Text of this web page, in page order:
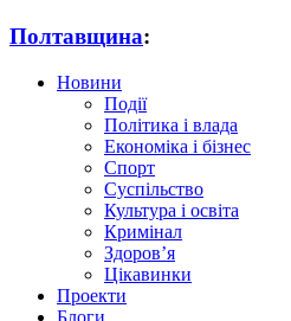
Полтавщина:
Новини
Події
Політика і влада
Економіка і бізнес
Спорт
Суспільство
Культура і освіта
Кримінал
Здоров’я
Цікавинки
Проекти
Блоги